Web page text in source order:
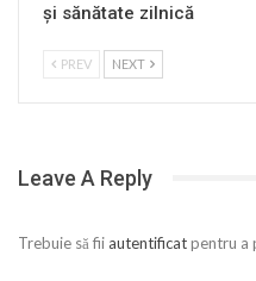
și sănătate zilnică
PREV NEXT
Leave A Reply
Trebuie să fii autentificatpentru a